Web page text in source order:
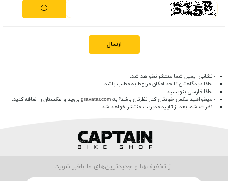
ارسال
- نشانی ایمیل شما منتشر نخواهد شد.
- لطفا دیدگاهتان تا حد امکان مربوط به مطلب باشد.
- لطفا فارسی بنویسید.
- میخواهید عکس خودتان کنار نظرتان باشد؟ به gravatar.com بروید و عکستان را اضافه کنید.
- نظرات شما بعد از تایید مدیریت منتشر خواهد شد
از تخفیف‌ها و جدیدترین‌های ما باخبر شوید